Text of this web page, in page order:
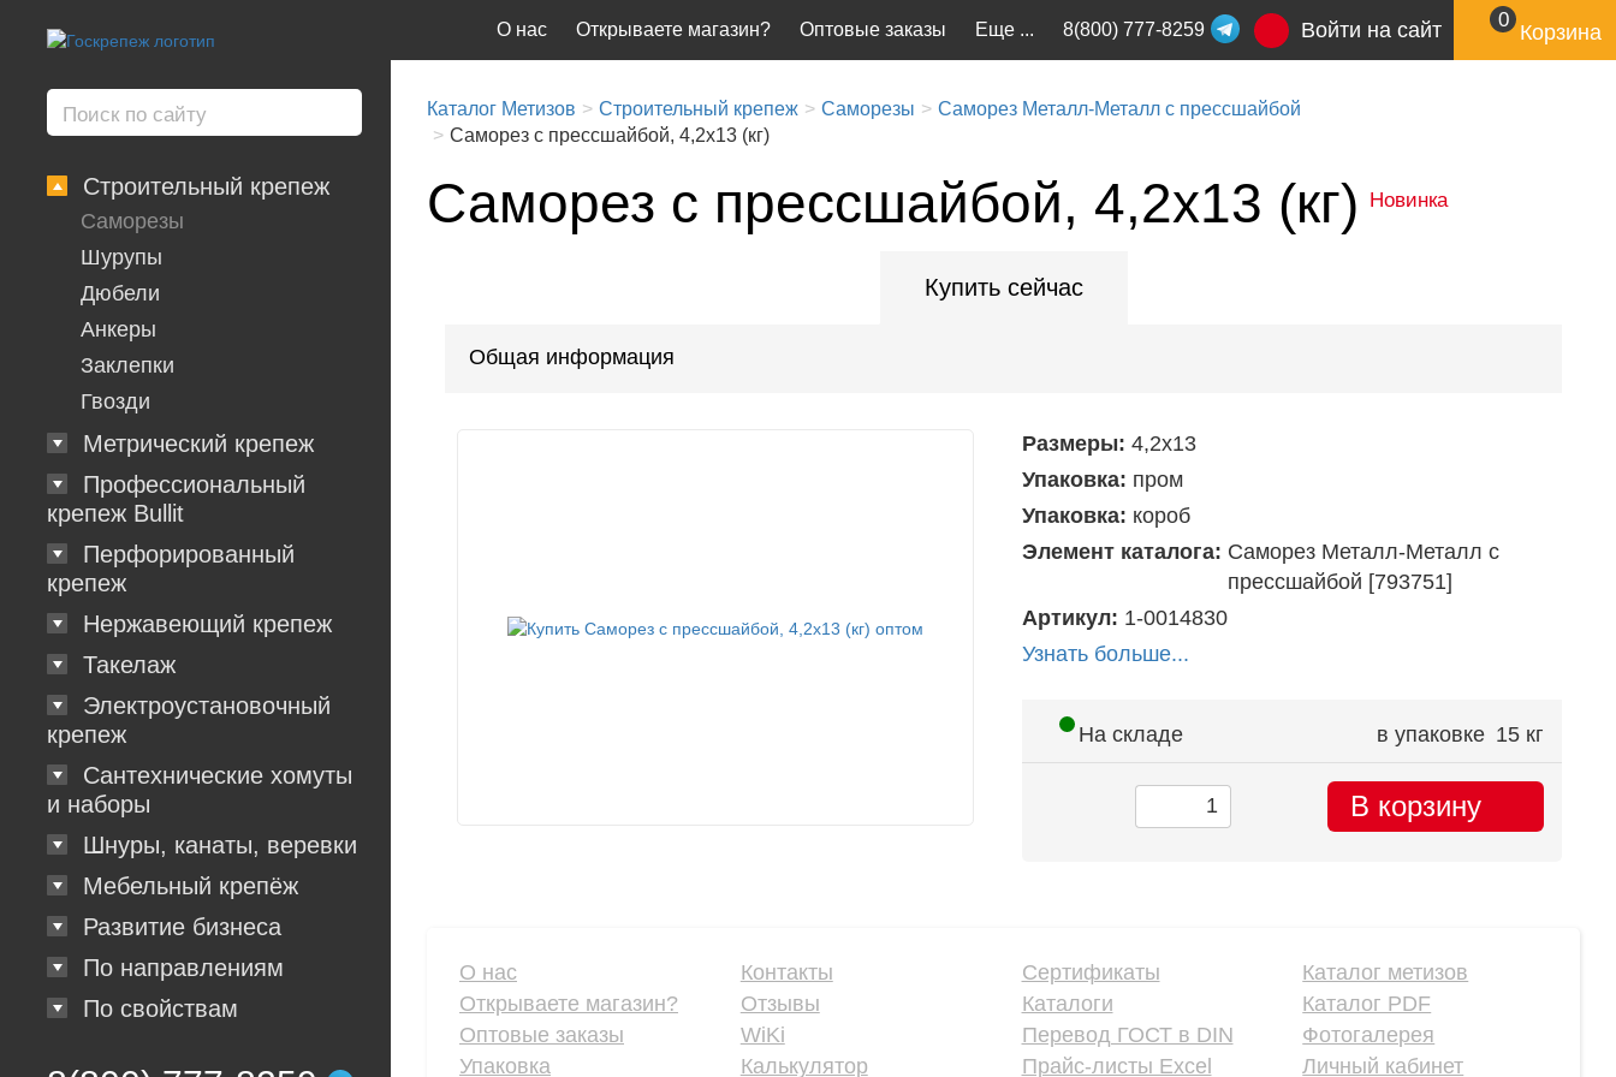
Строительный крепеж
Саморезы
Шурупы
Дюбели
Анкеры
Заклепки
Гвозди
Метрический крепеж
Профессиональный
крепеж Bullit
Перфорированный
крепеж
Нержавеющий крепеж
Такелаж
Электроустановочный
крепеж
Сантехнические хомуты
и наборы
Шнуры, канаты, веревки
Мебельный крепёж
Развитие бизнеса
По направлениям
По свойствам
Еще ...
О нас Открываете магазин? Оптовые заказы 8(800) 777-8259 Войти на сайт 0
Корзина
Каталог Метизов Строительный крепеж Саморезы
Саморез Металл-Металл с прессшайбой
Саморез с прессшайбой, 4,2x13 (кг)
Саморез с прессшайбой, 4,2x13 (кг) Новинка
Купить сейчас
Общая информация
Размеры: 4,2х13
Упаковка: пром
Упаковка: короб
Элемент каталога: Саморез Металл-Металл с
прессшайбой [793751]
Артикул: 1-0014830
Узнать больше...
На складе в упаковке 15 кг
В корзину
О нас
Открываете магазин?
Оптовые заказы
Упаковка
Контакты
Отзывы
WiKi
Калькулятор
Сертификаты
Каталоги
Перевод ГОСТ в DIN
Прайс-листы Excel
Каталог метизов
Каталог PDF
Фотогалерея
Личный кабинет